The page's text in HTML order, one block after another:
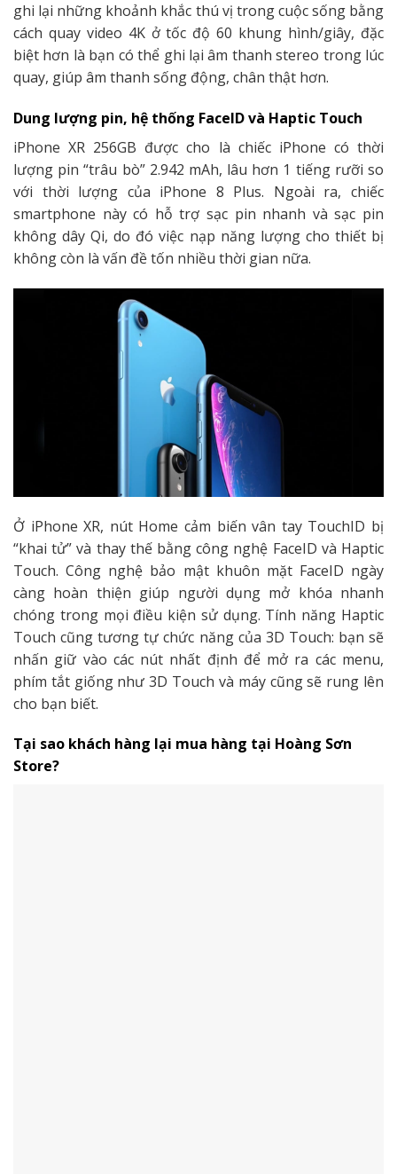
ghi lại những khoảnh khắc thú vị trong cuộc sống bằng
cách quay video 4K ở tốc độ 60 khung hình/giây, đặc
biệt hơn là bạn có thể ghi lại âm thanh stereo trong lúc
quay, giúp âm thanh sống động, chân thật hơn.
Dung lượng pin, hệ thống FaceID và Haptic Touch
iPhone XR 256GB được cho là chiếc iPhone có thời
lượng pin “trâu bò” 2.942 mAh, lâu hơn 1 tiếng rưỡi so
với thời lượng của iPhone 8 Plus. Ngoài ra, chiếc
smartphone này có hỗ trợ sạc pin nhanh và sạc pin
không dây Qi, do đó việc nạp năng lượng cho thiết bị
không còn là vấn đề tốn nhiều thời gian nữa.
Ở iPhone XR, nút Home cảm biến vân tay TouchID bị
“khai tử” và thay thế bằng công nghệ FaceID và Haptic
Touch. Công nghệ bảo mật khuôn mặt FaceID ngày
càng hoàn thiện giúp người dụng mở khóa nhanh
chóng trong mọi điều kiện sử dụng. Tính năng Haptic
Touch cũng tương tự chức năng của 3D Touch: bạn sẽ
nhấn giữ vào các nút nhất định để mở ra các menu,
phím tắt giống như 3D Touch và máy cũng sẽ rung lên
cho bạn biết.
Tại sao khách hàng lại mua hàng tại Hoàng Sơn
Store?